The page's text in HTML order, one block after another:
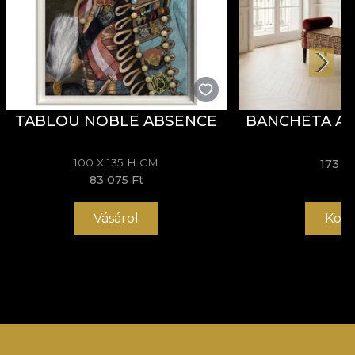
TABLOU NOBLE ABSENCE
100 X 135 H CM
83 075 Ft
Vásárol
BANCHETA
173